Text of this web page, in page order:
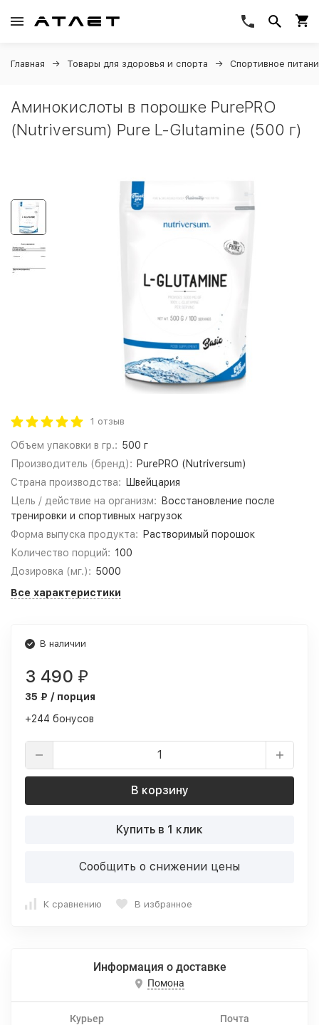
Главная Товары для здоровья и спорта Спортивное
Аминокислоты в порошке PurePRO
(Nutriversum) Pure L-Glutamine (500 г)
1 отзыв
Объем упаковки в гр.: 500 г
Производитель (бренд): PurePRO (Nutriversum)
Страна производства:
Швейцария
Цель / действие на организм:
Восстановление после
тренировки и спортивных нагрузок
Форма выпуска продукта:
Растворимый порошок
Количество порций: 100
Дозировка (мг.): 5000
Все характеристики
В наличии
3 490 ₽
35 ₽ / порция
+244 бонусов
В корзину
Купить в 1 клик
Сообщить о снижении цены
К сравнению В избранное
Информация о доставке
Помона
Курьер Почта